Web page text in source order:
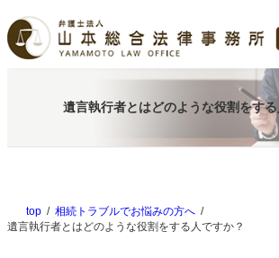
容
を
遺言執行者とはどのような役割をする
top
相続トラブルでお悩みの方へ
遺言執行者とはどのような役割をする人ですか？